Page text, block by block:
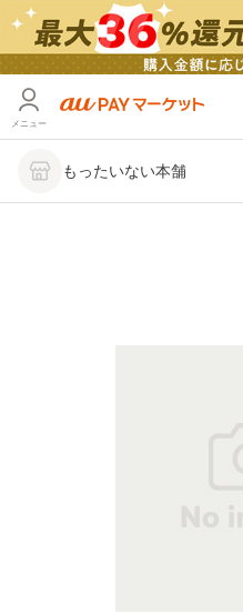
メニュー
もったいない本舗